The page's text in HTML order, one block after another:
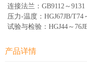
连接法兰：GB9112～9131
压力-温度：HGJ67JB/T74
试验与检验：HGJ44～
产品详情